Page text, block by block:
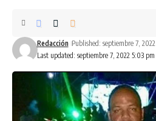
Last updated: septiembre 7, 2022 5:03 pm
Redacción Published: septiembre 7, 2022